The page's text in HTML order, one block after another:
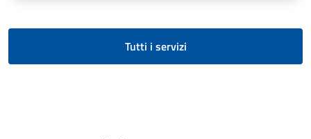
Tutti i servizi